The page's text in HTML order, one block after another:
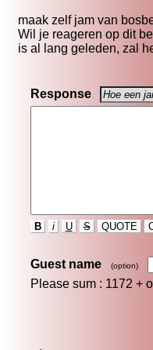
maak zelf jam van
Wil je reageren op dit
is al lang geleden, zal
Response
B i U S QUOTE
Guest name (option)
Please sum : 1172 +